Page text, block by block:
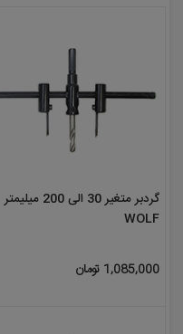
گردبر متغیر 30 الی 200 میلیمتر
WOLF
1,085,000 تومان